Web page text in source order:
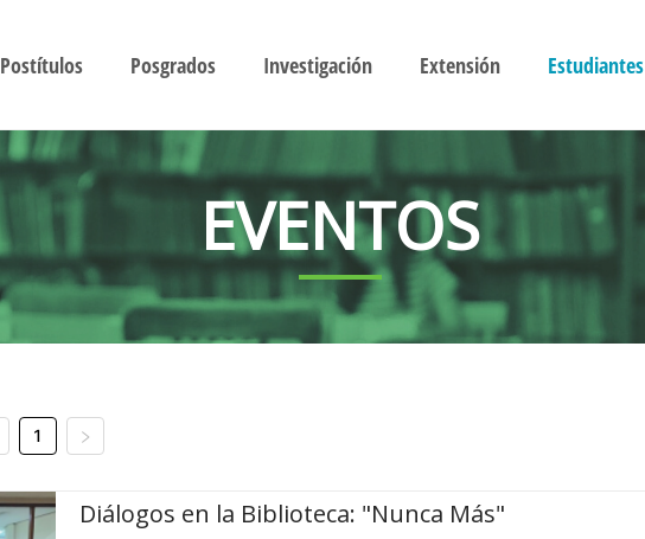
Postítulos Posgrados Investigación Extensión Estudiantes
EVENTOS
1
Diálogos en la Biblioteca: "Nunca Más"